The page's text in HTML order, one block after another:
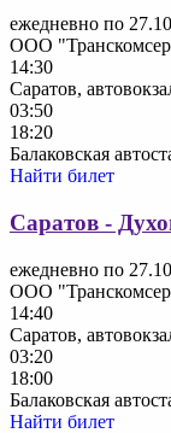
ежедневно по 27.10
ООО
14:30
Саратов,
03:50
18:20
Балаковская
Найти билет
Саратов -
ежедневно по 27.10
ООО
14:40
Саратов,
03:20
18:00
Балаковская
Найти билет